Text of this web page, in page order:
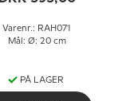
Varenr.: RAH071
Mål: Ø: 20 cm
PÅ LAGER